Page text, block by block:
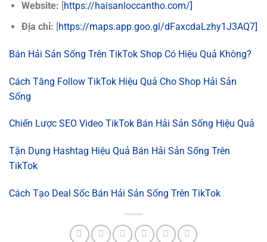
Website: [https://haisanloccantho.com/]
Địa chỉ: [https://maps.app.goo.gl/dFaxcdaLzhy1J3AQ7]
Bán Hải Sản Sống Trên TikTok Shop Có Hiệu Quả Không?
Cách Tăng Follow TikTok Hiệu Quả Cho Shop Hải Sản
Sống
Chiến Lược SEO Video TikTok Bán Hải Sản Sống Hiệu Quả
Tận Dụng Hashtag Hiệu Quả Bán Hải Sản Sống Trên
TikTok
Cách Tạo Deal Sốc Bán Hải Sản Sống Trên TikTok